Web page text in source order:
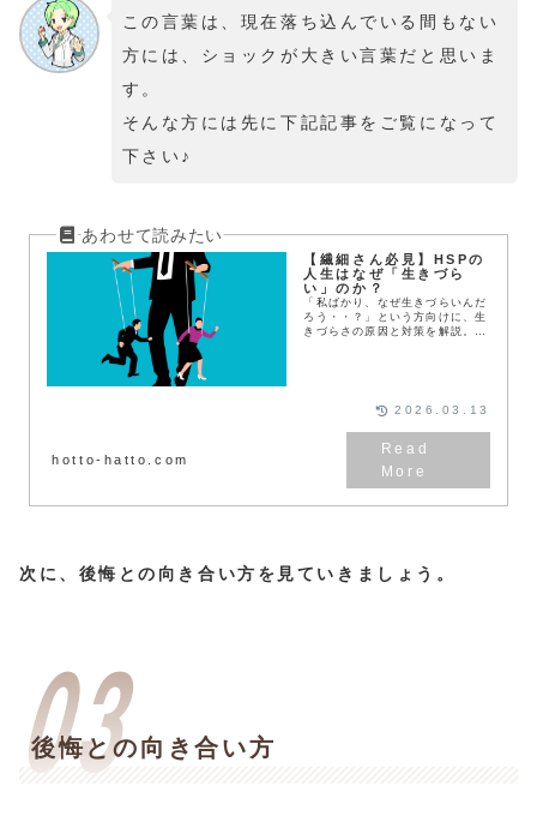
この言葉は、現在落ち込んでいる間もない
方には、ショックが大きい言葉だと思いま
す。
そんな方には先に下記記事をご覧になって
下さい♪
【繊細さん必見】HSPの
人生はなぜ「生きづら
い」のか？
「私ばかり、なぜ生きづらいんだ
ろう・・？」という方向けに、生
きづらさの原因と対策を解説。こ
hotto-hatto.com
2026.03.13
次に、後悔との向き合い方を見ていきましょう。
後悔との向き合い方